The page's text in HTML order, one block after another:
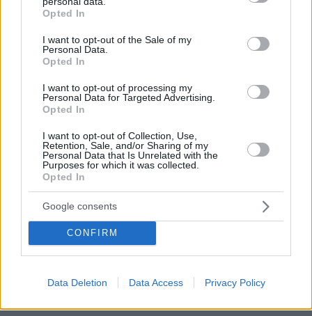
grant or deny consent to Google and its third-party tags to
use your data for below specified purposes in below Google
consent section.
Opted In
I want to opt-out of the Sale of my
Personal Data.
Opted In
I want to opt-out of processing my
Personal Data for Targeted Advertising.
Opted In
I want to opt-out of Collection, Use,
Retention, Sale, and/or Sharing of my
Personal Data that Is Unrelated with the
Purposes for which it was collected.
Opted In
Google consents
CONFIRM
Data Deletion Data Access Privacy Policy
Pásate a la carta digital QR. Nuestra sistema es
cómodo, rápido, sencillo y elegante. Con la carta
digital tus clientes accederán a todo el
contenido de tu carta de manera visual e
interactiva.
ayudar a tu negocio a adaptarse a las
circunstancias actuales que nuestro país está
viviendo. Contamos con una carta de servicios
que pueden ayudarte a aminorar las cargas de
trabajo en tu negocio o empresa para que
puedas ofrecer a tus clientes la seguridad y el
digital para quedarse. Menú digital QR para el